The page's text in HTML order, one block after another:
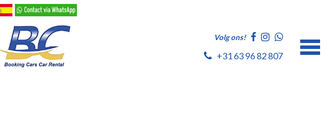
Volg ons!
+31 63 96 82 807